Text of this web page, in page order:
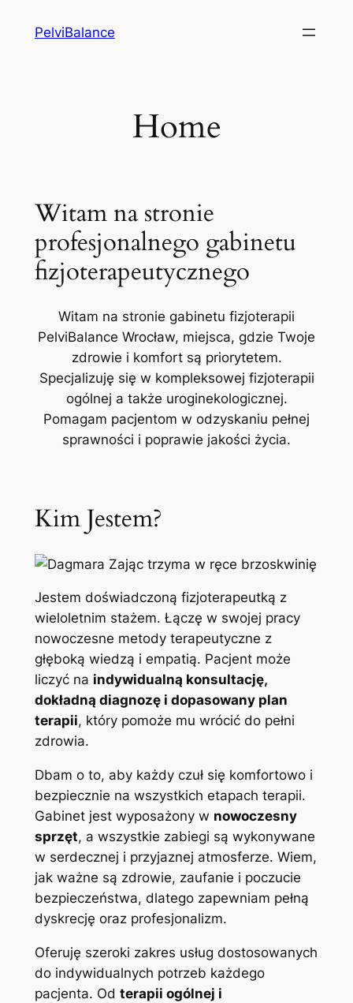
PelviBalance
Home
Witam na stronie
profesjonalnego gabinetu
fizjoterapeutycznego
Witam na stronie gabinetu fizjoterapii
PelviBalance Wrocław, miejsca, gdzie Twoje
zdrowie i komfort są priorytetem.
Specjalizuję się w kompleksowej fizjoterapii
ogólnej a także uroginekologicznej.
Pomagam pacjentom w odzyskaniu pełnej
sprawności i poprawie jakości życia.
Kim Jestem?
Jestem doświadczoną fizjoterapeutką z
wieloletnim stażem. Łączę w swojej pracy
nowoczesne metody terapeutyczne z
głęboką wiedzą i empatią. Pacjent może
liczyć na indywidualną konsultację,
dokładną diagnozę i dopasowany plan
terapii, który pomoże mu wrócić do pełni
zdrowia.
Dbam o to, aby każdy czuł się komfortowo i
bezpiecznie na wszystkich etapach terapii.
Gabinet jest wyposażony w nowoczesny
sprzęt, a wszystkie zabiegi są wykonywane
w serdecznej i przyjaznej atmosferze. Wiem,
jak ważne są zdrowie, zaufanie i poczucie
bezpieczeństwa, dlatego zapewniam pełną
dyskrecję oraz profesjonalizm.
Oferuję szeroki zakres usług dostosowanych
do indywidualnych potrzeb każdego
pacjenta. Od terapii ogólnej i